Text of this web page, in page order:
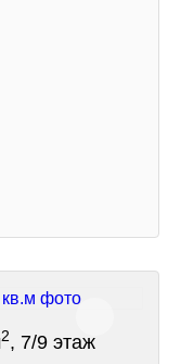
2, 7/9 этаж